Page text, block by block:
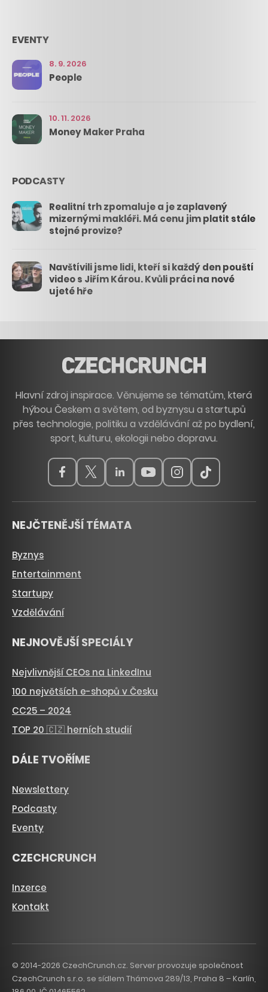
EVENTY
8. 9. 2026
People
10. 11. 2026
Money Maker Praha
PODCASTY
Realitní trh zpomaluje a je zaplavený
mizernými makléři. Má cenu jim platit stále
stejné provize?
Navštívili jsme lidi, kteří si každý den pouští
video s Jiřím Károu. Kvůli práci na nové
ujeté hře
Hlavní zdroj inspirace. Věnujeme se tématům, která
hýbou Českem a světem, od byznysu a startupů
přes technologie, politiku a vzdělávání až po bydlení,
sport, kulturu, ekologii nebo dopravu.
NEJČTENĚJŠÍ TÉMATA
Byznys
Entertainment
Startupy
Vzdělávání
NEJNOVĚJŠÍ SPECIÁLY
Nejvlivnější CEOs na LinkedInu
100 největších e-shopů v Česku
CC25 – 2024
TOP 20 🇨🇿 herních studií
DÁLE TVOŘÍME
Newslettery
Podcasty
Eventy
CZECHCRUNCH
Inzerce
Kontakt
© 2014-2026 CzechCrunch.cz. Server provozuje společnost
CzechCrunch s.r.o. se sídlem Thámova 289/13, Praha 8 – Karlín,